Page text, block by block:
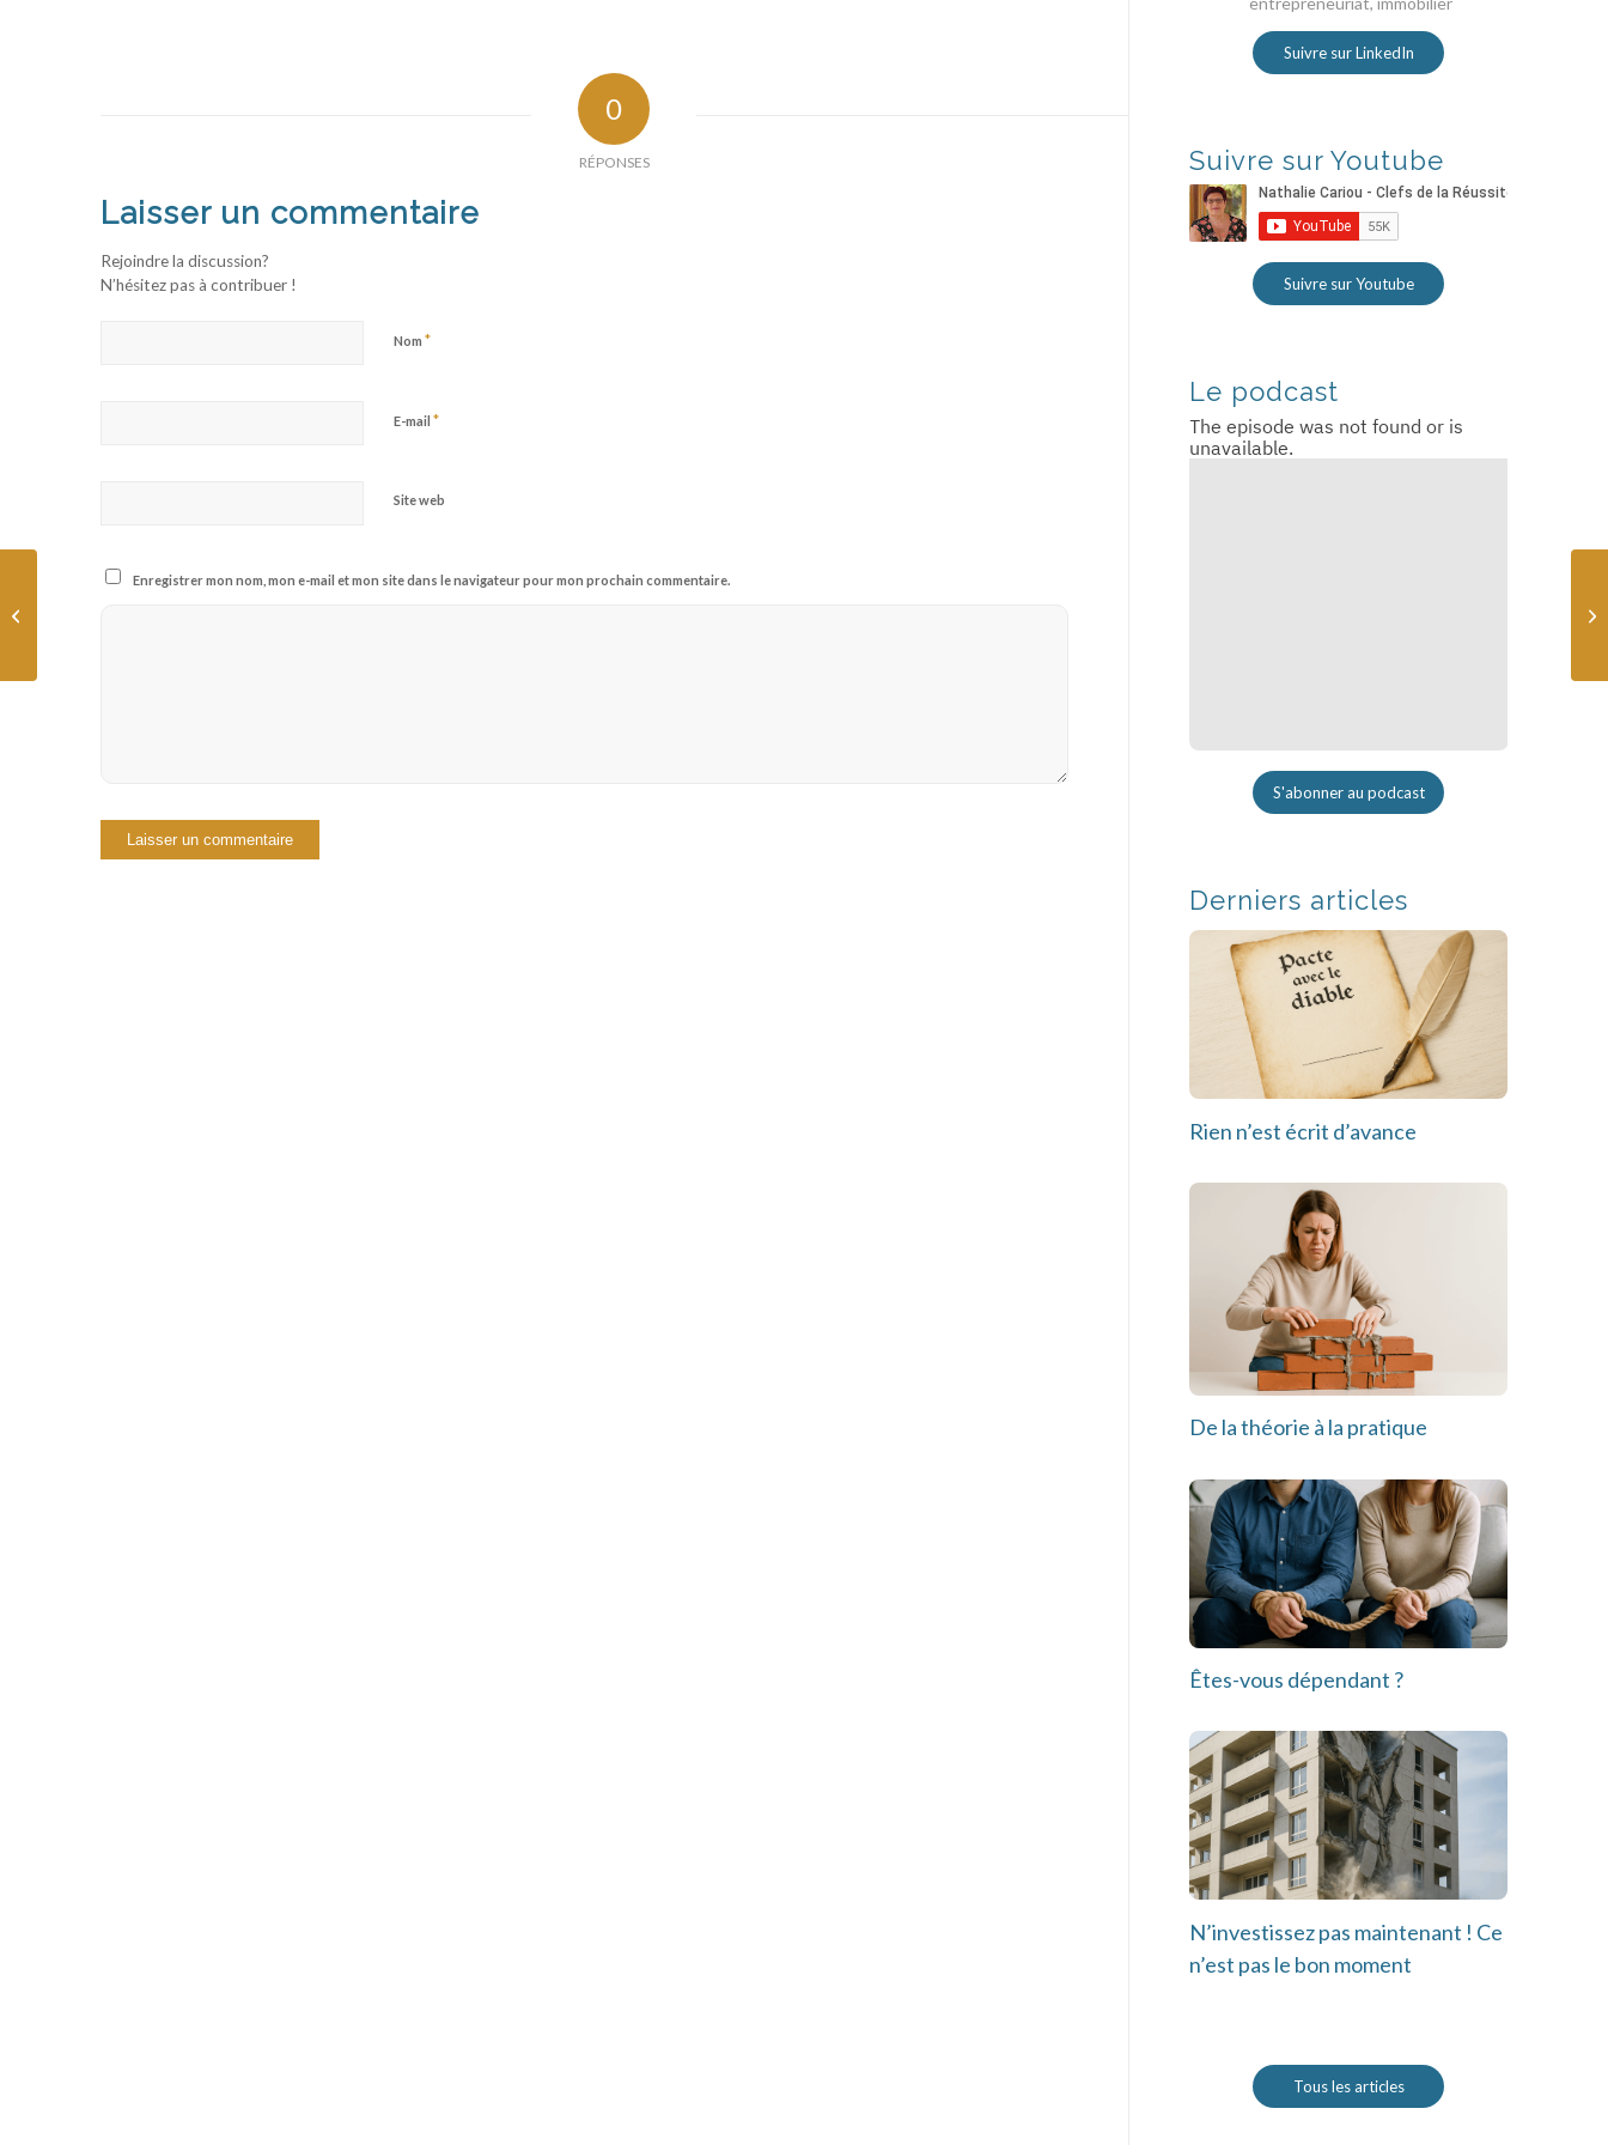
0
RÉPONSES
Laisser un commentaire
Rejoindre la discussion?
N’hésitez pas à contribuer !
Nom *
E-mail *
Site web
Enregistrer mon nom, mon e-mail et mon site dans le navigateur pour mon prochain commentaire.
Suivre sur LinkedIn
Suivre sur Youtube
Suivre sur Youtube
Le podcast
S'abonner au podcast
Derniers articles
Rien n’est écrit d’avance
De la théorie à la pratique
Êtes-vous dépendant ?
N’investissez pas maintenant ! Ce
n’est pas le bon moment
Tous les articles
Ce que nous